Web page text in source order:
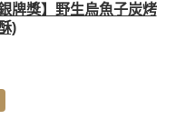
牌獎】野生烏魚子炭烤
)